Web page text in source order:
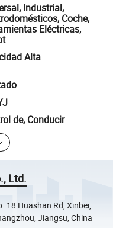
Industrial,
Coche,
Eléctricas,
Alta
de, Conducir
Ltd.
18 Huashan Rd, Xinbei,
Jiangsu, China